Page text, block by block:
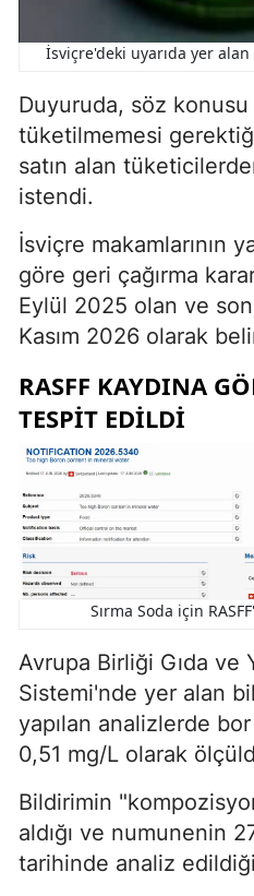
İsviçre'deki uyarıda yer
Duyuruda, söz
tüketilmemesi
satın alan
istendi.
İsviçre makamlarının
göre geri çağırma
Eylül 2025 olan ve
Kasım 2026 olarak
RASFF KAYDINA
TESPIT EDILDI
Sırma Soda için
Avrupa Birliği Gıda ve
Sistemi'nde yer alan
yapılan analizlerde
0,51 mg/L olarak
Bildirimin
aldığı ve numunenin
tarihinde analiz